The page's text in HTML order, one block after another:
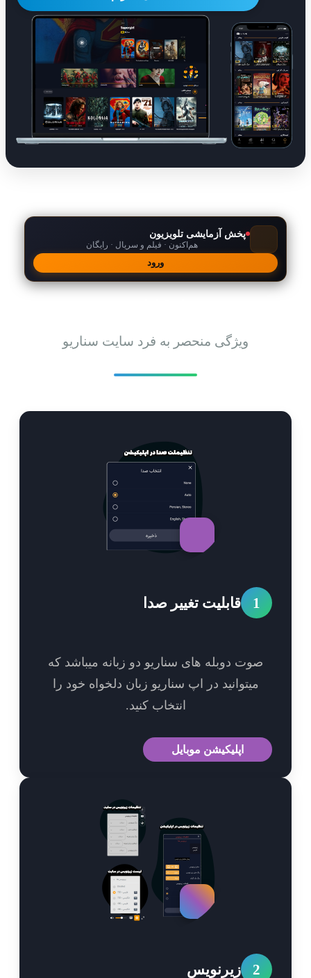
پخش آزمایشی تلویزیون
هم‌اکنون · فیلم و سریال · رایگان
ویژگی منحصر به فرد سایت سناریو
قابلیت تغییر صدا
دوبله های سناریو دو زبانه میباشد که
میتوانید در اپ سناریو زبان دلخواه خود را
انتخاب کنید.
اپلیکیشن موبایل
زیرنویس